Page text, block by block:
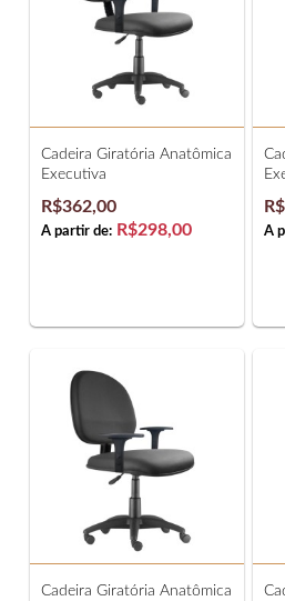
Cadeira Giratória Anatômica
Executiva
R$362,00
A partir de: R$298,00 A
Cadeira Giratória Anatômica